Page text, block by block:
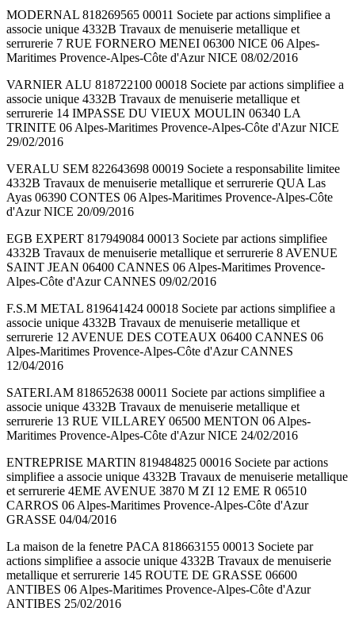
MODERNAL 818269565 00011 Societe par actions simplifiee a
associe unique 4332B Travaux de menuiserie metallique et
serrurerie 7 RUE FORNERO MENEI 06300 NICE 06 Alpes-
Maritimes Provence-Alpes-Côte d'Azur NICE 08/02/2016
VARNIER ALU 818722100 00018 Societe par actions simplifiee a
associe unique 4332B Travaux de menuiserie metallique et
serrurerie 14 IMPASSE DU VIEUX MOULIN 06340 LA
TRINITE 06 Alpes-Maritimes Provence-Alpes-Côte d'Azur NICE
29/02/2016
VERALU SEM 822643698 00019 Societe a responsabilite limitee
4332B Travaux de menuiserie metallique et serrurerie QUA Las
Ayas 06390 CONTES 06 Alpes-Maritimes Provence-Alpes-Côte
d'Azur NICE 20/09/2016
EGB EXPERT 817949084 00013 Societe par actions simplifiee
4332B Travaux de menuiserie metallique et serrurerie 8 AVENUE
SAINT JEAN 06400 CANNES 06 Alpes-Maritimes Provence-
Alpes-Côte d'Azur CANNES 09/02/2016
F.S.M METAL 819641424 00018 Societe par actions simplifiee a
associe unique 4332B Travaux de menuiserie metallique et
serrurerie 12 AVENUE DES COTEAUX 06400 CANNES 06
Alpes-Maritimes Provence-Alpes-Côte d'Azur CANNES
12/04/2016
SATERI.AM 818652638 00011 Societe par actions simplifiee a
associe unique 4332B Travaux de menuiserie metallique et
serrurerie 13 RUE VILLAREY 06500 MENTON 06 Alpes-
Maritimes Provence-Alpes-Côte d'Azur NICE 24/02/2016
ENTREPRISE MARTIN 819484825 00016 Societe par actions
simplifiee a associe unique 4332B Travaux de menuiserie metallique
et serrurerie 4EME AVENUE 3870 M ZI 12 EME R 06510
CARROS 06 Alpes-Maritimes Provence-Alpes-Côte d'Azur
GRASSE 04/04/2016
La maison de la fenetre PACA 818663155 00013 Societe par
actions simplifiee a associe unique 4332B Travaux de menuiserie
metallique et serrurerie 145 ROUTE DE GRASSE 06600
ANTIBES 06 Alpes-Maritimes Provence-Alpes-Côte d'Azur
ANTIBES 25/02/2016